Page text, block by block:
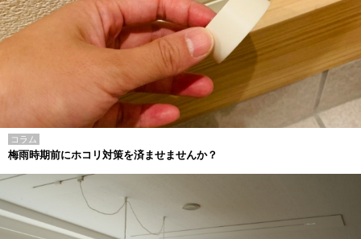
コラム
梅雨時期前にホコリ対策を済ませませんか？